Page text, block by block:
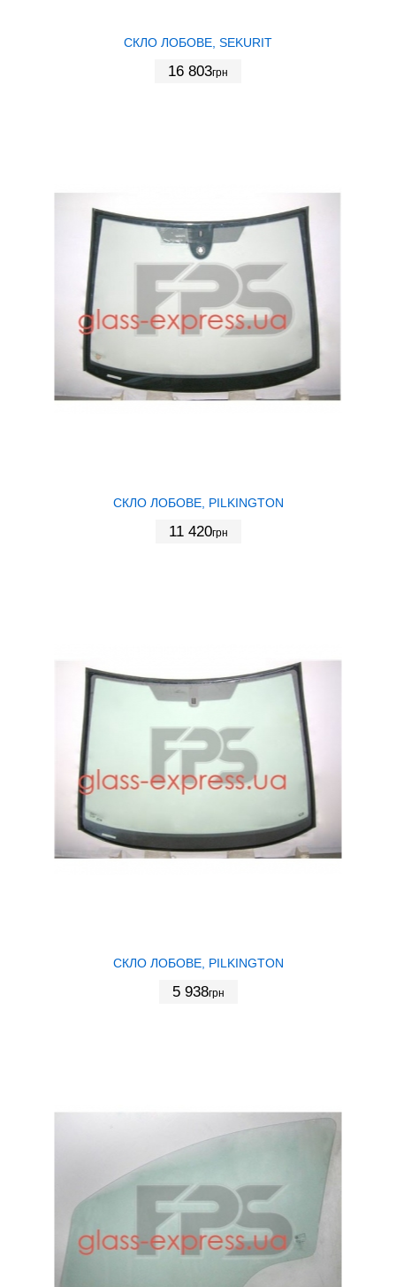
СКЛО ЛОБОВЕ, SEKURIT
16 803грн
СКЛО ЛОБОВЕ, PILKINGTON
11 420грн
СКЛО ЛОБОВЕ, PILKINGTON
5 938грн